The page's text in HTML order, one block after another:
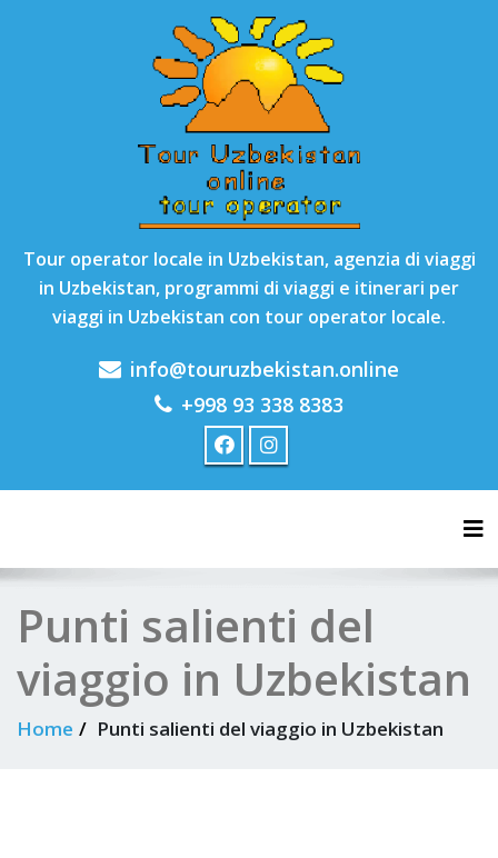
Tour operator locale in Uzbekistan, agenzia di viaggi
in Uzbekistan, programmi di viaggi e itinerari per
viaggi in Uzbekistan con tour operator locale.
info@touruzbekistan.online
+998 93 338 8383
Punti salienti del
viaggio in Uzbekistan
Home Punti salienti del viaggio in Uzbekistan